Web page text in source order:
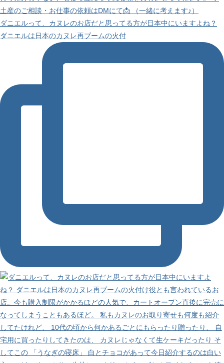
ダニエルって、カヌレのお店だと思ってる方が日本中にいますよね？
ダニエルは日本のカヌレ再ブームの火付